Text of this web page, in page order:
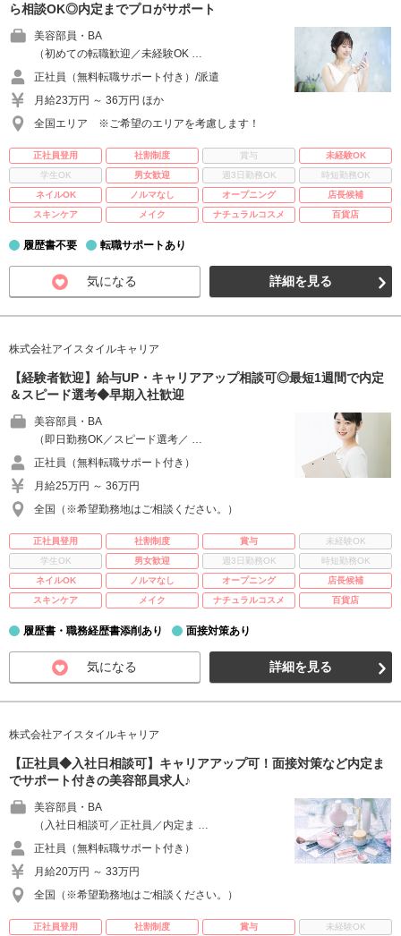
ら相談OK◎内定までプロがサポート
美容部員・BA
（初めての転職歓迎／未経験OK …
正社員（無料転職サポート付き）/派遣
月給23万円 ～ 36万円 ほか
全国エリア ※ご希望のエリアを考慮します！
正社員登用 社割制度 賞与
未経験OK
学生OK
男女歓迎 週3日勤務OK
時短勤務OK
ネイルOK
ノルマなし オープニング
店長候補
スキンケア
メイク ナチュラルコスメ 百貨店
履歴書不要 転職サポートあり
気になる 詳細を見る
株式会社アイスタイルキャリア
【経験者歓迎】給与UP・キャリアアップ相談可◎最短1週間で内定
＆スピード選考◆早期入社歓迎
美容部員・BA
（即日勤務OK／スピード選考／ …
正社員（無料転職サポート付き）
月給25万円 ～ 36万円
全国（※希望勤務地はご相談ください。）
正社員登用 社割制度 賞与
未経験OK
学生OK
男女歓迎 週3日勤務OK
時短勤務OK
ネイルOK
ノルマなし オープニング
店長候補
スキンケア
メイク ナチュラルコスメ 百貨店
履歴書・職務経歴書添削あり 面接対策あり
気になる 詳細を見る
株式会社アイスタイルキャリア
【正社員◆入社日相談可】キャリアアップ可！面接対策など内定ま
でサポート付きの美容部員求人♪
美容部員・BA
（入社日相談可／正社員／内定ま …
正社員（無料転職サポート付き）
月給20万円 ～ 33万円
全国（※希望勤務地はご相談ください。）
正社員登用 社割制度 賞与 未経験OK